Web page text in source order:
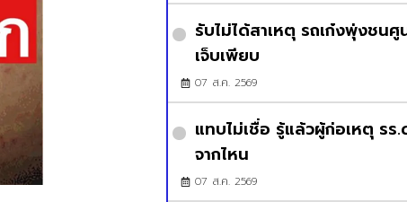
รับไม่ได้สาเหตุ รถเก๋งพุ่งชนศู
เจ็บเพียบ
07 ส.ค. 2569
แทบไม่เชื่อ รู้แล้วผู้ก่อเหตุ รร
จากไหน
07 ส.ค. 2569